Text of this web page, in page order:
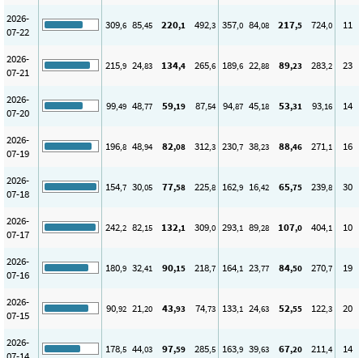
2026-
07-22
309,6 85,45 220,1 492,3 357,0 84,08 217,5 724,0 11
2026-
07-21
215,9 24,83 134,4 265,6 189,6 22,88 89,23 283,2 23
2026-
07-20
99,49 48,77 59,19 87,54 94,87 45,18 53,31 93,16 14
2026-
07-19
196,8 48,94 82,08 312,3 230,7 38,23 88,46 271,1 16
2026-
07-18
154,7 30,05 77,58 225,8 162,9 16,42 65,75 239,8 30
2026-
07-17
242,2 82,15 132,1 309,0 293,1 89,28 107,0 404,1 10
2026-
07-16
180,9 32,41 90,15 218,7 164,1 23,77 84,50 270,7 19
2026-
07-15
90,92 21,20 43,93 74,73 133,1 24,63 52,55 122,3 20
2026-
178,5 44,03 97,59 285,5 163,9 39,63 67,20 211,4 14